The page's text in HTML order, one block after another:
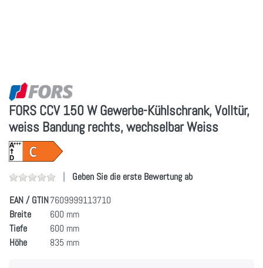
FORS CCV 150 W Gewerbe-Kühlschrank, Volltür,
weiss Bandung rechts, wechselbar Weiss
Geben Sie die erste Bewertung ab
EAN / GTIN7609999113710
Breite
600 mm
Tiefe
600 mm
Höhe
835 mm